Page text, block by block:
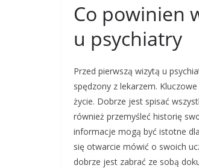
Co powinien
u psychiatry
Przed pierwszą wizytą u
spędzony z lekarzem.
życie. Dobrze jest spisać
również przemyśleć historię
informacje mogą być istotne
się otwarcie mówić o swoich
dobrze jest zabrać ze sobą